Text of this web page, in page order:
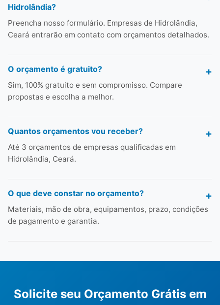
Hidrolândia?
Preencha nosso formulário. Empresas de Hidrolândia,
Ceará entrarão em contato com orçamentos detalhados.
O orçamento é gratuito?
Sim, 100% gratuito e sem compromisso. Compare
propostas e escolha a melhor.
Quantos orçamentos vou receber?
Até 3 orçamentos de empresas qualificadas em
Hidrolândia, Ceará.
O que deve constar no orçamento?
Materiais, mão de obra, equipamentos, prazo, condições
de pagamento e garantia.
Solicite seu Orçamento Grátis em